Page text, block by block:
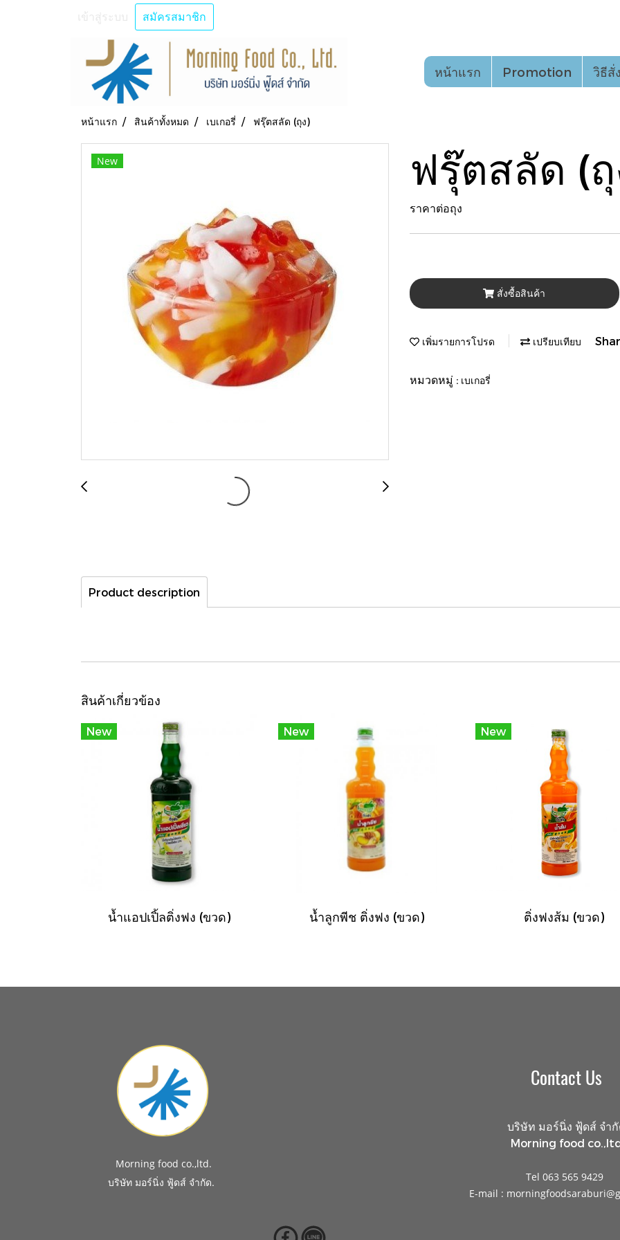
สมัครสมาชิก
หน้าแรก Promotion วิธีสั่
หน้าแรก สินค้าทั้งหมด เบเกอรี่ ฟรุ๊ตสลัด (ถุง)
New ฟรุ๊ตสลัด (
ราคาต่อถุง
สั่งซื้อสินค้า
เพิ่มรายการโปรด เปรียบเทียบ
หมวดหมู่ : เบเกอรี่
Product description
สินค้าเกี่ยวข้อง
New
น้ำแอปเปิ้ลติ่งฟง (ขวด)
New
น้ำลูกพีช ติ่งฟง (ขวด)
New
ติ่งฟงส้ม (ขวด)
Morning food co.,ltd.
บริษัท มอร์นิ่ง ฟู้ดส์ จำกัด
Contact Us
บริษัท มอร์นิ่ง ฟู้ดส์ จำ
Morning food
Tel 063 565 9429
E-mail :